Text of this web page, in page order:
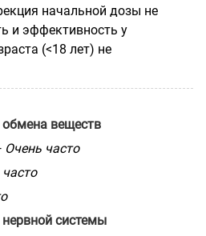
начальной дозы не
и эффективность у
(<18 лет) не
веществ
Очень часто
системы